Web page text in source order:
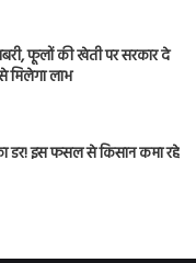
फूलों की खेती पर सरकार दे
मिलेगा लाभ
डर! इस फसल से किसान कमा रहे